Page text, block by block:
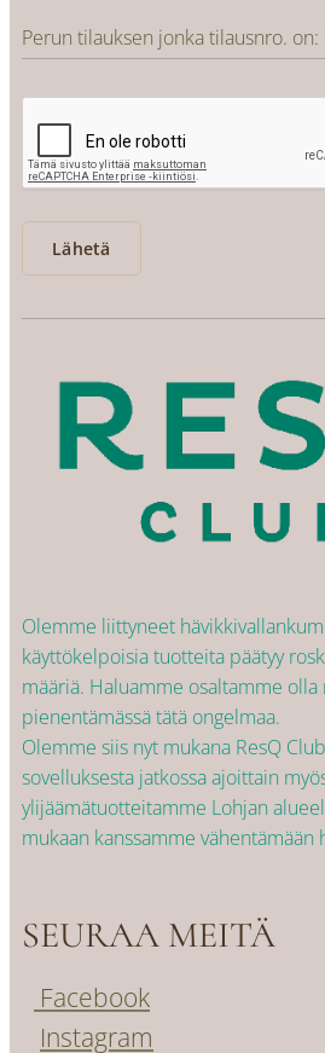
Perun tilauksen jonka tilausnro. on:
Lähetä
Olemme liittyneet
käyttökelpoisia tuotteita päätyy
määriä. Haluamme osaltamme olla
pienentämässä tätä ongelmaa.
Olemme siis nyt mukana ResQ
sovelluksesta jatkossa ajoittain
ylijäämätuotteitamme Lohjan
mukaan kanssamme vähentämään
SEURAA MEITÄ
Facebook
Instagram